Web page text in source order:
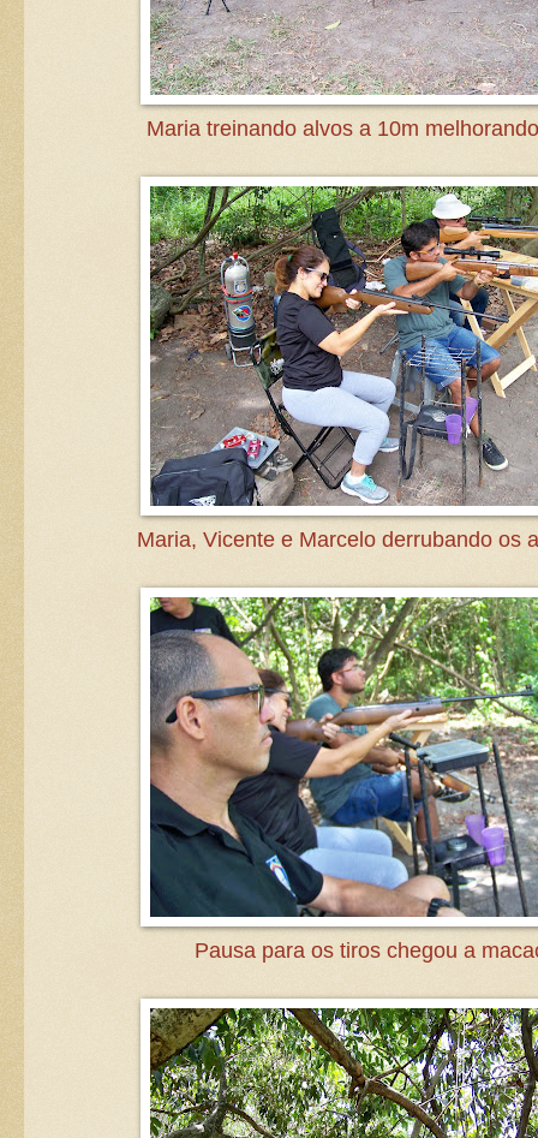
Maria treinando alvos a 10m
Maria, Vicente e Marcelo derrubando os
Pausa para os tiros chegou a